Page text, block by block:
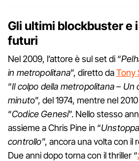
Gli ultimi blockbuster e
futuri
Nel 2009, l’attore è sul set di “
in metropolitana”, diretto daTony
“Il colpo della metropolitana – Un
minuto”, del 1974, mentre nel
“Codice Genesi”. Nello stesso
assieme a Chris Pine in “
controllo”, ancora una volta con il
Due anni dopo torna con il thriller “